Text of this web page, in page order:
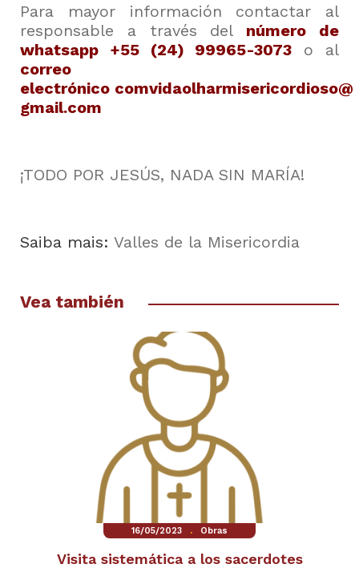
Para mayor información contactar al
responsable a través del número de
whatsapp +55 (24) 99965-3073 o al
correo
electrónico comvidaolharmisericordioso@
gmail.com
¡TODO POR JESÚS, NADA SIN MARÍA!
Saiba mais: Valles de la Misericordia
Vea también
16/05/2023 . Obras
Visita sistemática a los sacerdotes